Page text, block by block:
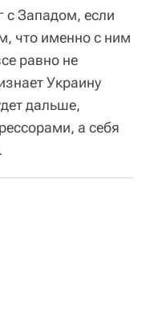
Западом, если
что именно с ним
равно не
Украину
дальше,
а себя